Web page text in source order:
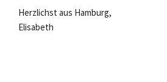
Herzlichst aus Hamburg,
Elisabeth